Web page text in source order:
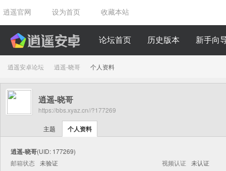
逍遥官网 设为首页 收藏本站
论坛首页 历史版本 新手向
逍遥安卓论坛
›
逍遥-晓哥
›
个人资料
逍遥-晓哥
https://bbs.xyaz.cn//?177269
主题 个人资料
逍遥-晓哥(UID: 177269)
邮箱状态
未验证 视频认证 未认证